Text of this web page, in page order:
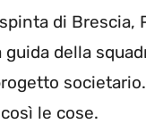
di Brescia,
della
le cose.